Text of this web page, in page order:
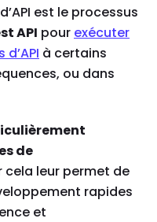
est le processus
API pour exécuter
à certains
ou dans
de
cela leur permet de
rapides
et